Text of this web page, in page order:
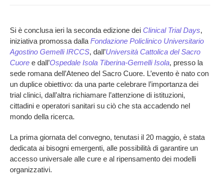
Si è conclusa ieri la seconda edizione dei Clinical Trial Days,
iniziativa promossa dallaFondazione Policlinico Universitario
Agostino Gemelli IRCCS, dall’Università Cattolica del Sacro
Cuore e dall’Ospedale Isola Tiberina-Gemelli Isola, presso la
sede romana dell’Ateneo del Sacro Cuore. L’evento è nato con
un duplice obiettivo: da una parte celebrare l’importanza dei
trial clinici, dall’altra richiamare l’attenzione di istituzioni,
cittadini e operatori sanitari su ciò che sta accadendo nel
mondo della ricerca.
La prima giornata del convegno, tenutasi il 20 maggio, è stata
dedicata ai bisogni emergenti, alle possibilità di garantire un
accesso universale alle cure e al ripensamento dei modelli
organizzativi.